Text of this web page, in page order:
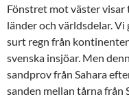
Fönstret mot väster
länder och världsdelar.
surt regn från
svenska insjöar. Men
sandprov från Sahara
sanden mellan tårna från